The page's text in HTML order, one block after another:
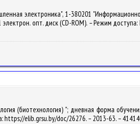
электроника", 1-380201
опт. диск (CD-ROM). – Режим
(биотехнология) "; дневная форма
https://elib.grsu.by/doc/26276. – 2013-63. –